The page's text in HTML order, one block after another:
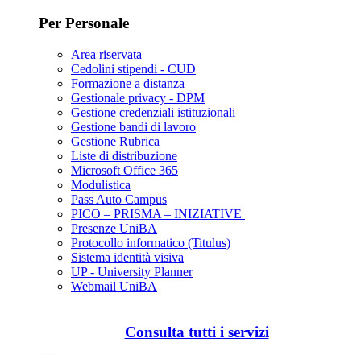
Per Personale
Area riservata
Cedolini stipendi - CUD
Formazione a distanza
Gestionale privacy - DPM
Gestione credenziali istituzionali
Gestione bandi di lavoro
Gestione Rubrica
Liste di distribuzione
Microsoft Office 365
Modulistica
Pass Auto Campus
PICO – PRISMA – INIZIATIVE
Presenze UniBA
Protocollo informatico (Titulus)
Sistema identità visiva
UP - University Planner
Webmail UniBA
Consulta tutti i servizi